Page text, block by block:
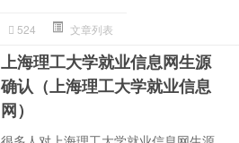
524 文章列表
上海理工大学就业信息网生源
确认（上海理工大学就业信息
网）